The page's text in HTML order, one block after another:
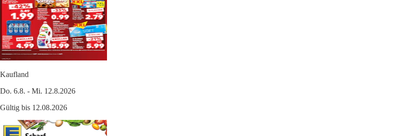
Kaufland
Do. 6.8. - Mi. 12.8.2026
Gültig bis 12.08.2026